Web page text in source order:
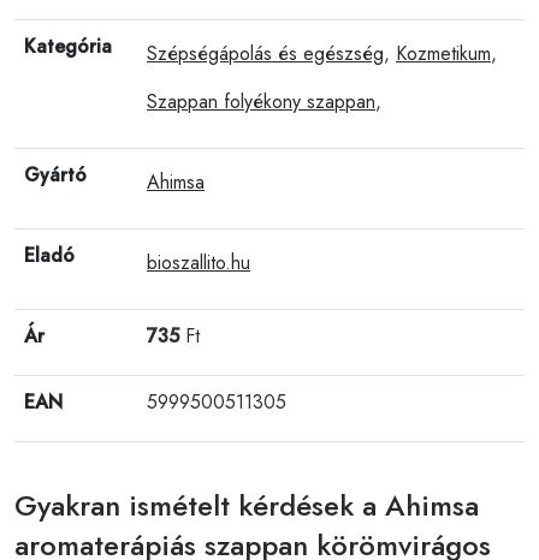
Kategória Szépségápolás és egészség, Kozmetikum,
Szappan folyékony szappan,
Gyártó Ahimsa
Eladó bioszallito.hu
Ár 735Ft
EAN 5999500511305
Gyakran ismételt kérdések a Ahimsa
aromaterápiás szappan körömvirágos